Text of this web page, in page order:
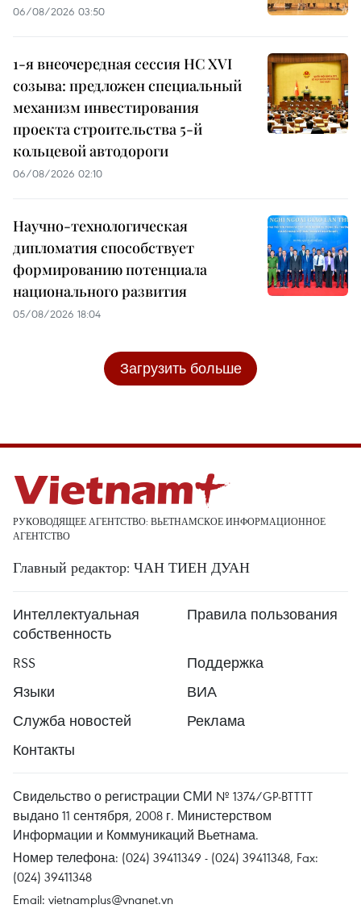
06/08/2026 03:50
1-я внеочередная сессия НС XVI
созыва: предложен специальный
механизм инвестирования
проекта строительства 5-й
кольцевой автодороги
06/08/2026 02:10
Научно-технологическая
дипломатия способствует
формированию потенциала
национального развития
05/08/2026 18:04
Загрузить больше
РУКОВОДЯЩЕЕ АГЕНТСТВО: ВЬЕТНАМСКОЕ ИНФОРМАЦИОННОЕ
АГЕНТСТВО
Главный редактор: ЧАН ТИЕН ДУАН
Интеллектуальная
собственность
Правила пользования
RSS
Поддержка
Языки
ВИА
Служба новостей
Реклама
Контакты
Свидельство о регистрации СМИ № 1374/GP-BTTTT
выдано 11 сентября, 2008 г. Министерством
Информации и Коммуникаций Вьетнама.
Номер телефона: (024) 39411349 - (024) 39411348, Fax:
(024) 39411348
Email: vietnamplus@vnanet.vn